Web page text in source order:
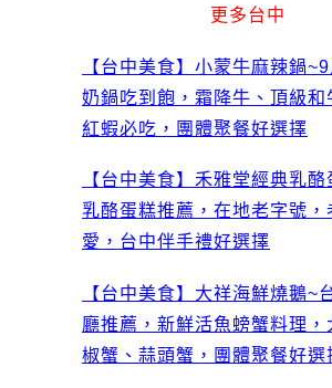
更多台中
【台中美食】小蒙牛麻辣鍋
奶鍋吃到飽，霜降牛、頂級和
紅蝦必吃，團體聚餐好選擇
【台中美食】禾雅堂經典乳
乳酪蛋糕推薦，在地老字號，
愛，台中伴手禮好選擇
【台中美食】大祥海鮮燒鵝~
廳推薦，新鮮活魚螃蟹料理，
椒蟹、蒜頭蟹，團體聚餐好選